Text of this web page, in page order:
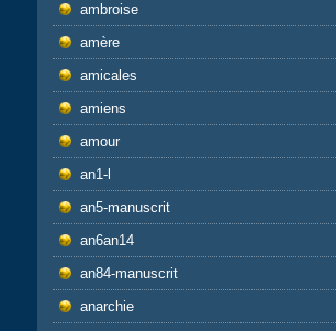
ambroise
amère
amicales
amiens
amour
an1-l
an5-manuscrit
an6an14
an84-manuscrit
anarchie